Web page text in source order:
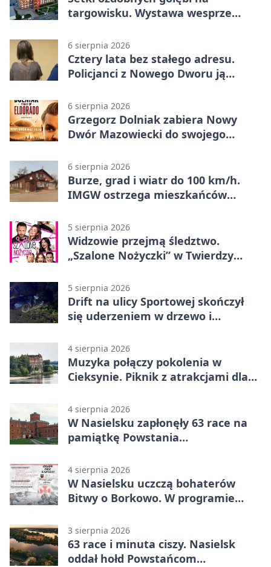
targowisku. Wystawa wesprze
6 sierpnia 2026
Cztery lata bez stałego adresu.
Policjanci z Nowego Dworu ją
6 sierpnia 2026
Grzegorz Dolniak zabiera Nowy
Dwór Mazowiecki do swojego
6 sierpnia 2026
Burze, grad i wiatr do 100 km/h.
IMGW ostrzega mieszkańców
5 sierpnia 2026
Widzowie przejmą śledztwo.
„Szalone Nożyczki” w Twierdzy
5 sierpnia 2026
Drift na ulicy Sportowej skończył
się uderzeniem w drzewo i
4 sierpnia 2026
Muzyka połączy pokolenia w
Cieksynie. Piknik z atrakcjami dla
4 sierpnia 2026
W Nasielsku zapłonęły 63 race na
pamiątkę Powstania
4 sierpnia 2026
W Nasielsku uczczą bohaterów
Bitwy o Borkowo. W programie
3 sierpnia 2026
63 race i minuta ciszy. Nasielsk
oddał hołd Powstańcom